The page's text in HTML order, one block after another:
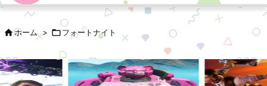
次へ
検索
ホーム > フォートナイト